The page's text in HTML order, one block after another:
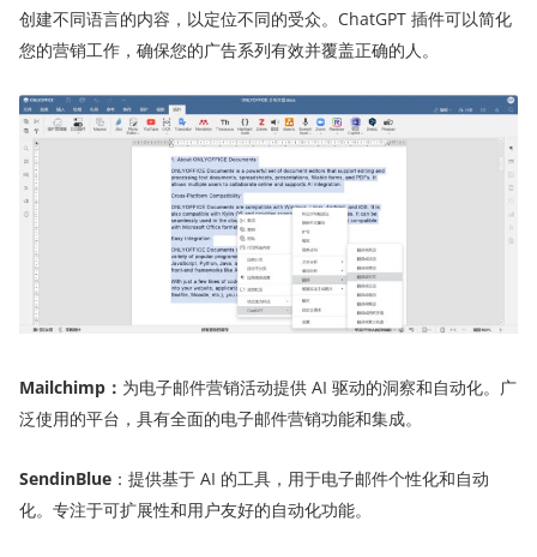
创建不同语言的内容，以定位不同的受众。ChatGPT 插件可以简化
您的营销工作，确保您的广告系列有效并覆盖正确的人。
Mailchimp ： 为电子邮件营销活动提供 AI 驱动的洞察和自动化。广
泛使用的平台，具有全面的电子邮件营销功能和集成。
SendinBlue ：提供基于 AI 的工具，用于电子邮件个性化和自动
化。专注于可扩展性和用户友好的自动化功能。